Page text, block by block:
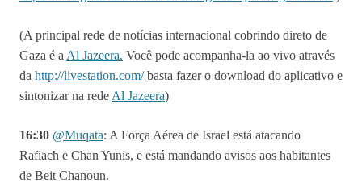
(A principal rede de notícias internacional cobrindo direto de
Gaza é a Al Jazeera. Você pode acompanha-la ao vivo através
da http://livestation.com/basta fazer o download do aplicativo e
sintonizar na rede Al Jazeera)
16:30 @Muqata: A Força Aérea de Israel está atacando
Rafiach e Chan Yunis, e está mandando avisos aos habitantes
de Beit Chanoun.